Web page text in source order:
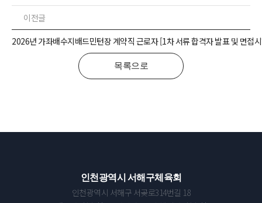
이전글
2026년 가좌배수지배드민턴장 계약직 근로자 [1차 서류 합격자 발표 및 면접
목록으로
인천광역시 서해구체육회
인천광역시 서해구 서곶로314번길 18